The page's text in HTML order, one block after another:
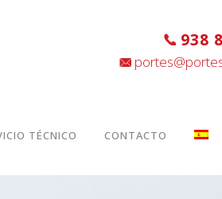
938
TÉCNICO CONTACTO